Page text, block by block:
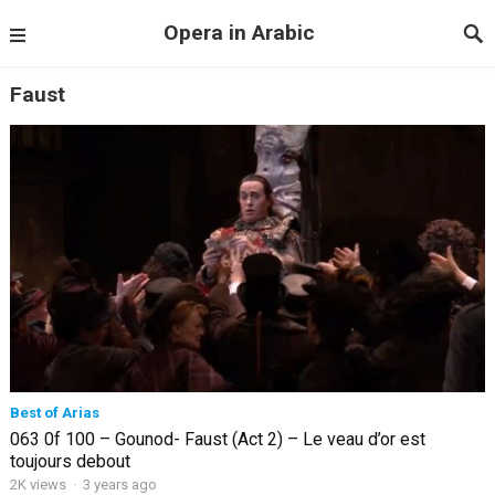
Opera in Arabic
Faust
Best of Arias
063 0f 100 – Gounod- Faust (Act 2) – Le veau d’or est
toujours debout
2K views · 3 years ago